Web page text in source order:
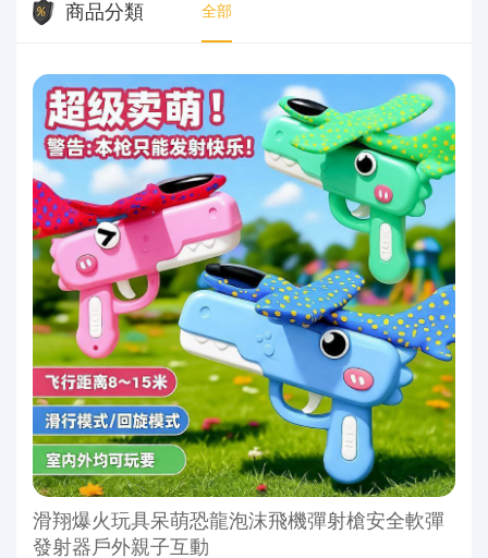
商品分類 全部
滑翔爆火玩具呆萌恐龍泡沫飛機彈射槍安全軟彈
發射器戶外親子互動